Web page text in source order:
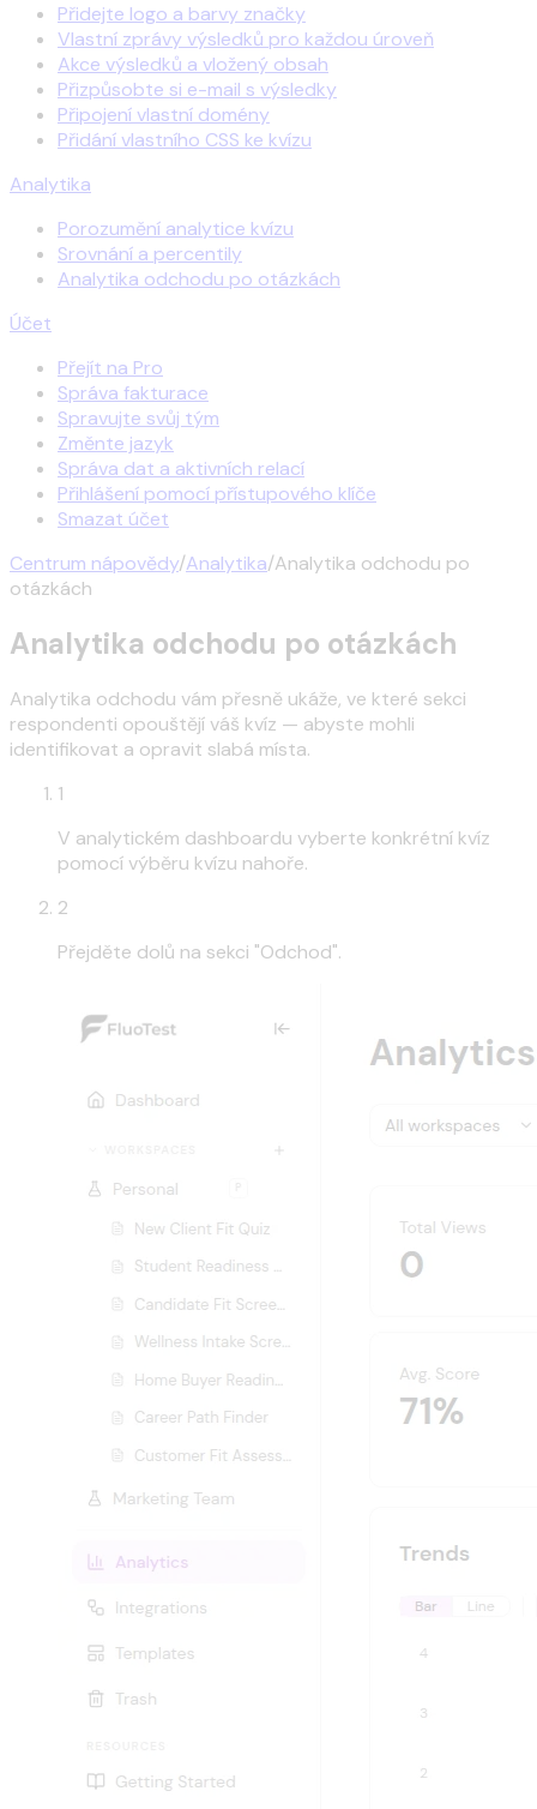
Přidejte logo a barvy značky
Vlastní zprávy výsledků pro každou úroveň
Akce výsledků a vložený obsah
Přizpůsobte si e-mail s výsledky
Připojení vlastní domény
Přidání vlastního CSS ke kvízu
Analytika
Porozumění analytice kvízu
Srovnání a percentily
Analytika odchodu po otázkách
Účet
Přejít na Pro
Správa fakturace
Spravujte svůj tým
Změnte jazyk
Správa dat a aktivních relací
Přihlášení pomocí přístupového klíče
Smazat účet
Centrum nápovědy/Analytika/Analytika odchodu po
otázkách
Analytika odchodu po otázkách
Analytika odchodu vám přesně ukáže, ve které sekci
respondenti opouštějí váš kvíz — abyste mohli
identifikovat a opravit slabá místa.
1
V analytickém dashboardu vyberte konkrétní kvíz
pomocí výběru kvízu nahoře.
2
Přejděte dolů na sekci "Odchod".